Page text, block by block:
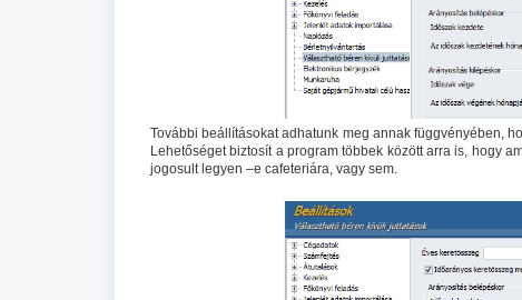
További beállításokat adhatunk meg annak függvényében,
Lehetőséget biztosít a program többek között arra is, hogy
jogosult legyen –e cafeteriára, vagy sem.